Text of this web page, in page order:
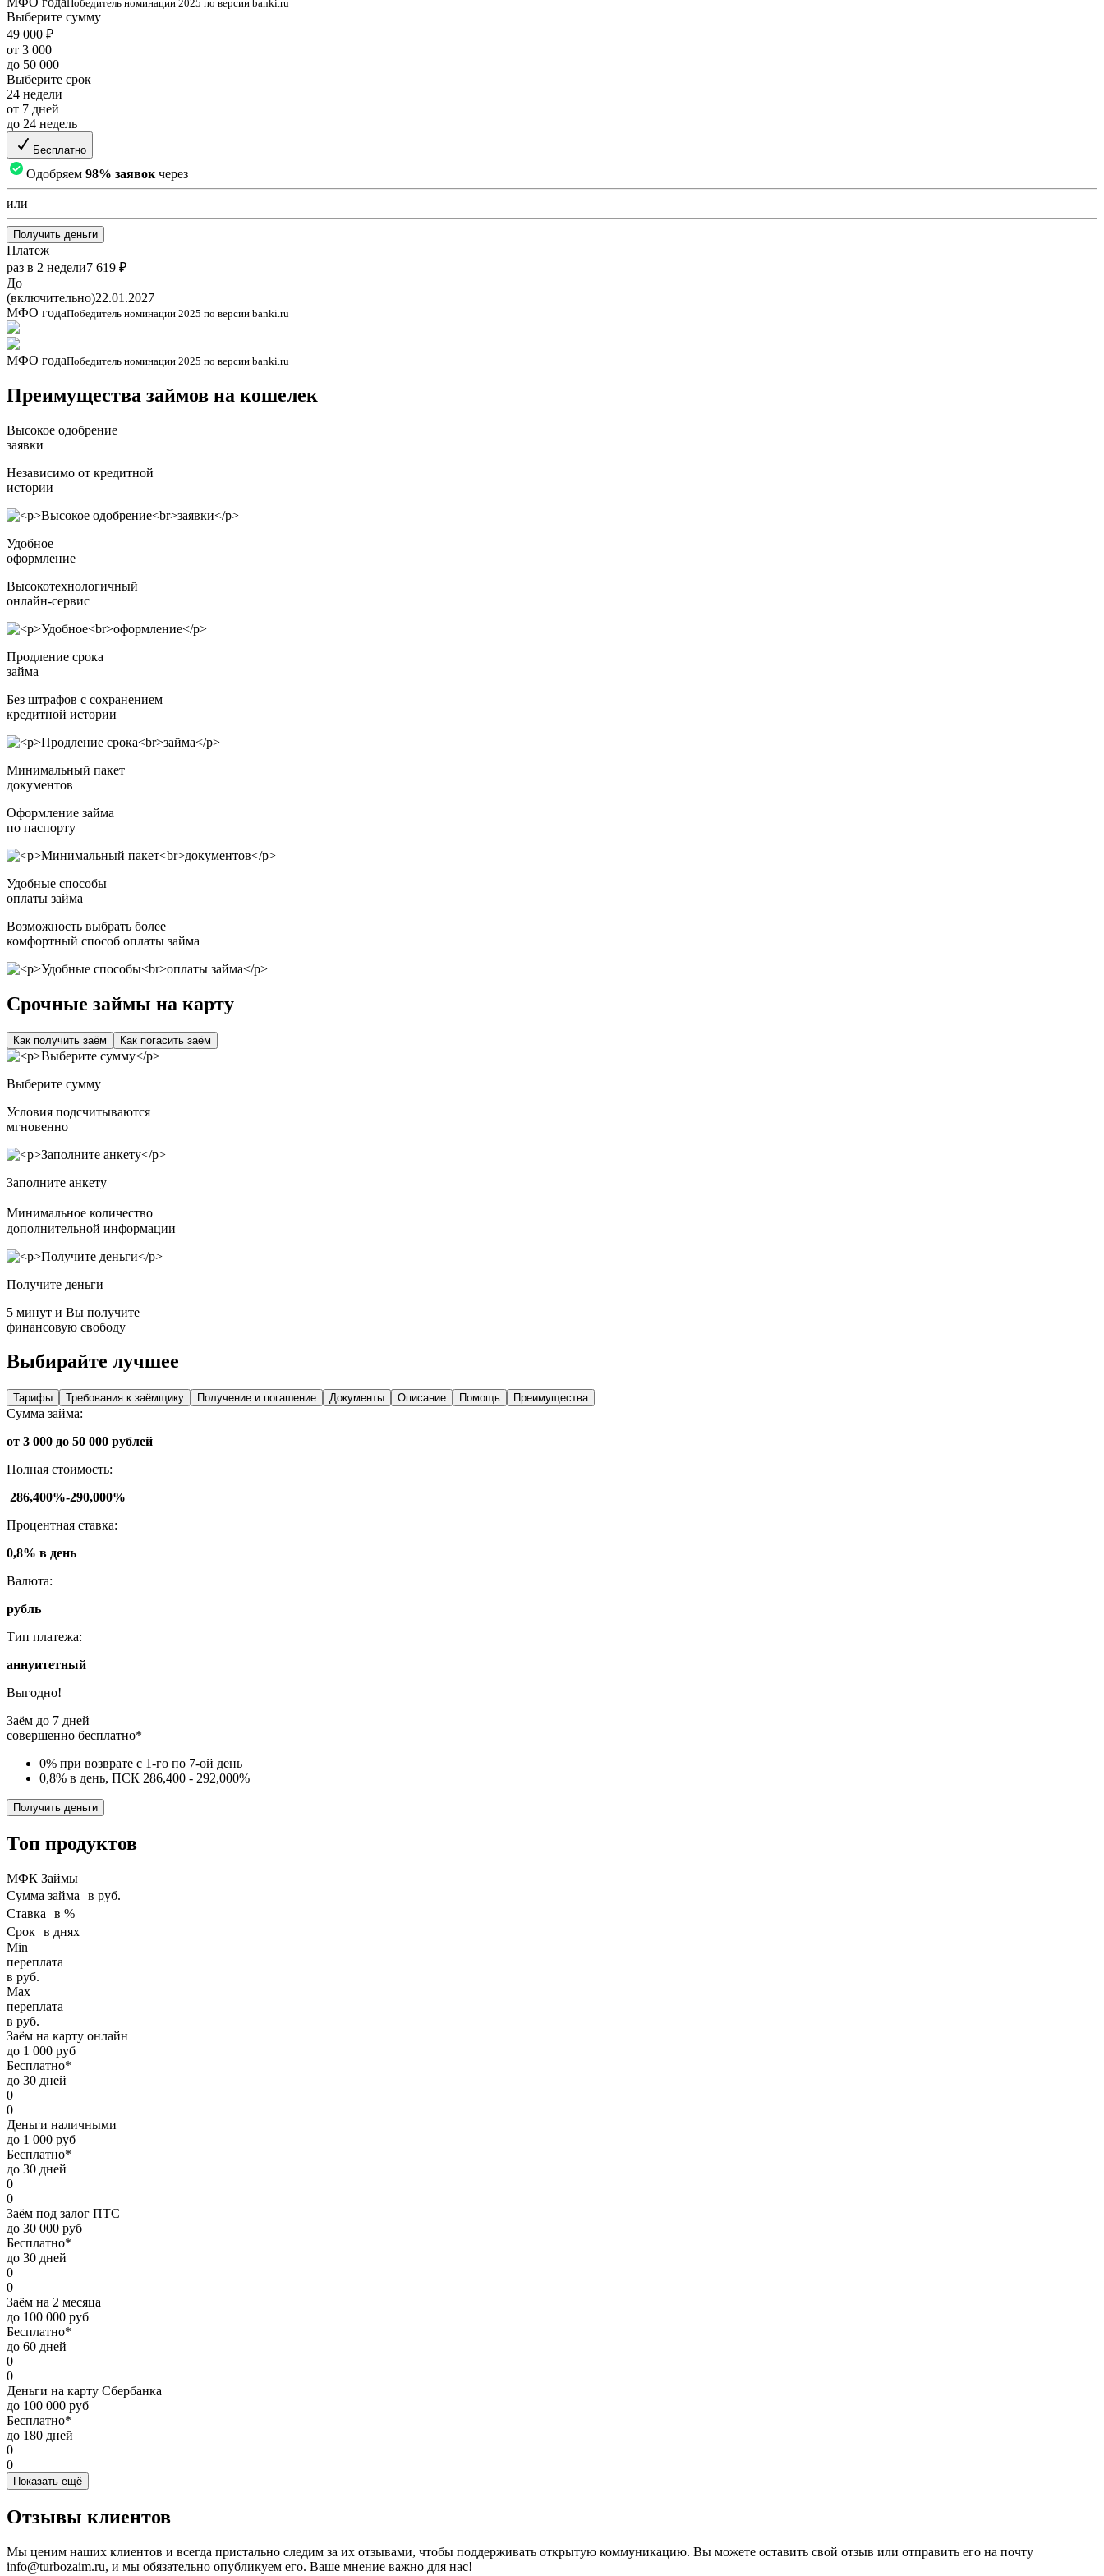
Победитель номинации 2025 по версии banki.ru
Выберите сумму
49 000 ₽
от 3 000
до 50 000
Выберите срок
24 недели
от 7 дней
до 24 недель
Бесплатно
Одобряем 98% заявок через
или
Получить деньги
Платеж
раз в 2 недели7 619 ₽
До
(включительно)22.01.2027
МФО годаПобедитель номинации 2025 по версии banki.ru
МФО годаПобедитель номинации 2025 по версии banki.ru
Преимущества займов на кошелек
Высокое одобрение
заявки
Независимо от кредитной
истории
Удобное
оформление
Высокотехнологичный
онлайн-сервис
Продление срока
займа
Без штрафов с сохранением
кредитной истории
Минимальный пакет
документов
Оформление займа
по паспорту
Удобные способы
оплаты займа
Возможность выбрать более
комфортный способ оплаты займа
Срочные займы на карту
Как получить заём Как погасить заём
Выберите сумму
Условия подсчитываются
мгновенно
Заполните анкету
Минимальное количество
дополнительной информации
Получите деньги
5 минут и Вы получите
финансовую свободу
Выбирайте лучшее
Тарифы Требования к заёмщику Получение и погашение Документы Описание Помощь Преимущества
Сумма займа:
от 3 000 до 50 000 рублей
Полная стоимость:
286,400%-290,000%
Процентная ставка:
0,8% в день
Валюта:
рубль
Тип платежа:
аннуитетный
Выгодно!
Заём до 7 дней
совершенно бесплатно*
0% при возврате с 1-го по 7-ой день
0,8% в день, ПСК 286,400 - 292,000%
Получить деньги
Топ продуктов
МФК Займы
Сумма займа в руб.
Ставка в %
Срок в днях
Min
переплата
в руб.
Max
переплата
в руб.
Заём на карту онлайн
до 1 000 руб
Бесплатно*
до 30 дней
0
0
Деньги наличными
до 1 000 руб
Бесплатно*
до 30 дней
0
0
Заём под залог ПТС
до 30 000 руб
Бесплатно*
до 30 дней
0
0
Заём на 2 месяца
до 100 000 руб
Бесплатно*
до 60 дней
0
0
Деньги на карту Сбербанка
до 100 000 руб
Бесплатно*
до 180 дней
0
0
Показать ещё
Отзывы клиентов
Мы ценим наших клиентов и всегда пристально следим за их отзывами, чтобы поддерживать открытую коммуникацию. Вы можете оставить свой отзыв или отправить его на почту
info@turbozaim.ru, и мы обязательно опубликуем его. Ваше мнение важно для нас!